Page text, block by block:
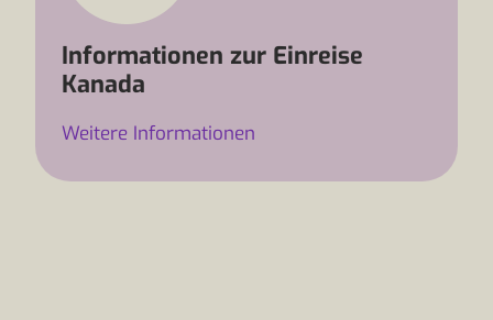
Informationen zur Einreise
Kanada
Weitere Informationen